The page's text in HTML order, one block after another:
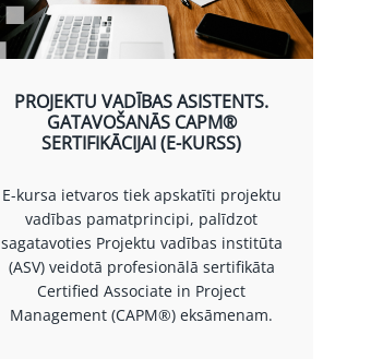
PROJEKTU VADĪBAS ASISTENTS.
GATAVOŠANĀS CAPM®
SERTIFIKĀCIJAI (E-KURSS)
E-kursa ietvaros tiek apskatīti projektu
vadības pamatprincipi, palīdzot
sagatavoties Projektu vadības institūta
(ASV) veidotā profesionālā sertifikāta
Certified Associate in Project
Management (CAPM®) eksāmenam.